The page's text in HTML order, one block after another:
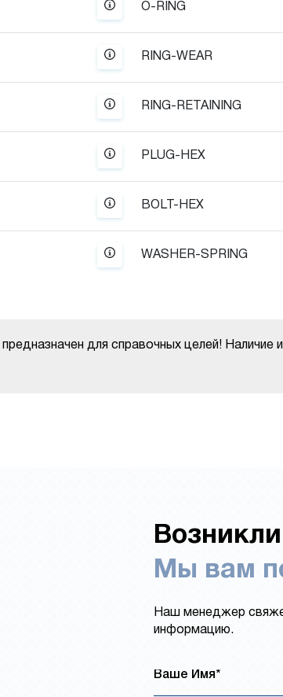
O-RING
RING-WEAR
RING-RETAINING
PLUG-HEX
BOLT-HEX
WASHER-SPRING
для справочных целей!
Мы вам
Наш менеджер
информацию.